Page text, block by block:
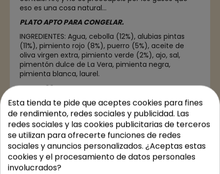
eso es una cosa natural...
PLATO APTO PARA CONGELAR.
INGREDIENTES: Agua, cebolla (12%), alubias pintas
(11%), pimiento rojo (8%), puerro (5%), aceite de
oliva virgen extra, pimiento verde (2%), ajo, sal,
pimentón dulce de La Vera, pimienta negra,
pimienta blanca, laurel.
PESO: 400 g
Detalles del producto
Esta tienda te pide que aceptes cookies para fines
de rendimiento, redes sociales y publicidad. Las
redes sociales y las cookies publicitarias de terceros
se utilizan para ofrecerte funciones de redes
sociales y anuncios personalizados. ¿Aceptas estas
cookies y el procesamiento de datos personales
involucrados?